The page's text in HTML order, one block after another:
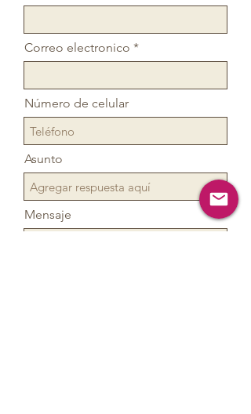
Correo electronico
Número de celular
Asunto
Mensaje